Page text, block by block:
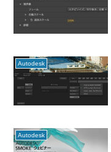
Autodesk
Autodesk